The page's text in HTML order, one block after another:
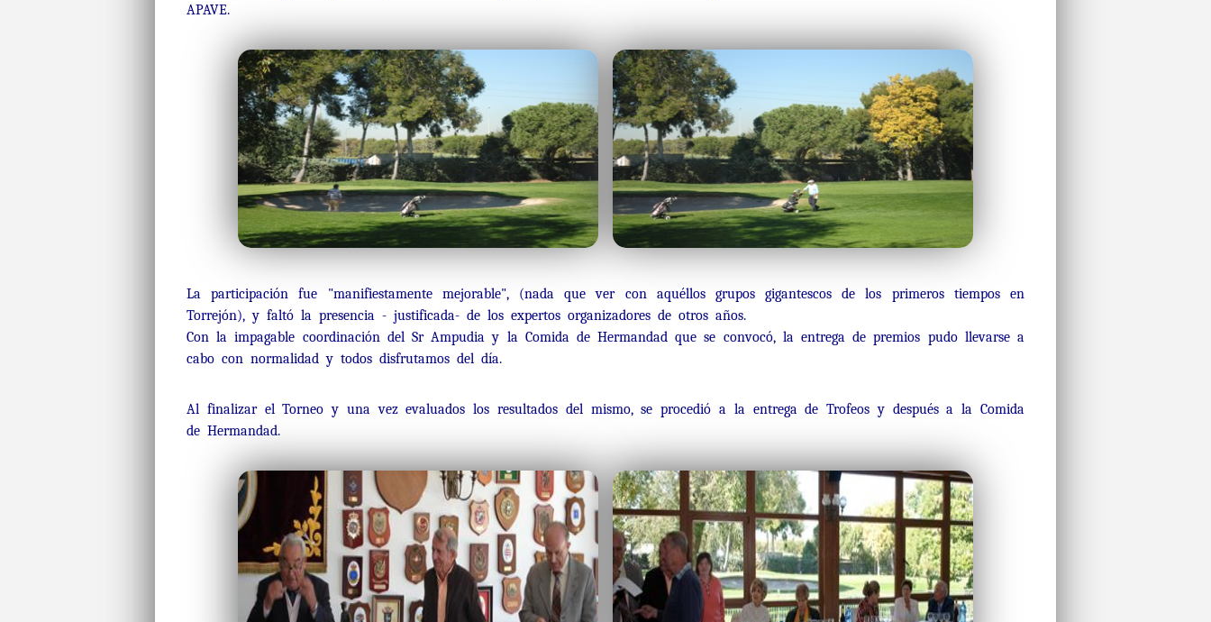
APAVE.
La participación fue "manifiestamente mejorable", (nada que ver con aquéllos grupos gigantescos de los primeros tiempos en
Torrejón), y faltó la presencia - justificada- de los expertos organizadores de otros años.
Con la impagable coordinación del Sr Ampudia y la Comida de Hermandad que se convocó, la entrega de premios pudo llevarse a
cabo con normalidad y todos disfrutamos del día.
Al finalizar el Torneo y una vez evaluados los resultados del mismo, se procedió a la entrega de Trofeos y después a la Comida
de Hermandad.